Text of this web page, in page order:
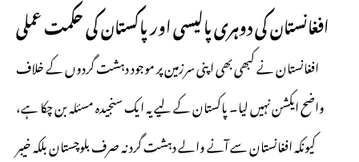
افغانستان کی دوہری پالیسی اور پاکستان کی حکمت عملی
افغانستان نے کبھی بھی اپنی سرزمین پر موجود دہشت گردوں کے خلاف
واضح ایکشن نہیں لیا۔ پاکستان کے لیے یہ ایک سنجیدہ مسئلہ بن چکا ہے،
کیونکہ افغانستان سے آنے والے دہشت گرد نہ صرف بلوچستان بلکہ خیبر